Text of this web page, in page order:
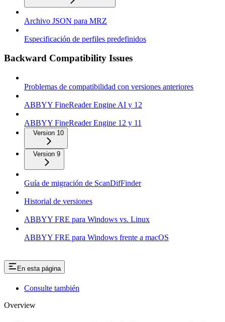
Archivo JSON para MRZ
Especificación de perfiles predefinidos
Backward Compatibility Issues
Problemas de compatibilidad con versiones anteriores
ABBYY FineReader Engine AI y 12
ABBYY FineReader Engine 12 y 11
Version 10
Version 9
Guía de migración de ScanDifFinder
Historial de versiones
ABBYY FRE para Windows vs. Linux
ABBYY FRE para Windows frente a macOS
En esta página
Consulte también
Overview